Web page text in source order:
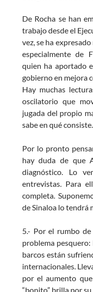
De Rocha se han
trabajo desde el
vez, se ha
especialmente de
quien ha aportado
gobierno en mejora
Hay muchas
oscilatorio que
jugada del propio
sabe en qué consiste.
Por lo pronto
hay duda de que
diagnóstico. Lo
entrevistas. Para
completa.
de Sinaloa lo tendrá
5.- Por el rumbo
problema
barcos están
internacionales.
por el aumento
“bonito” brilla por su